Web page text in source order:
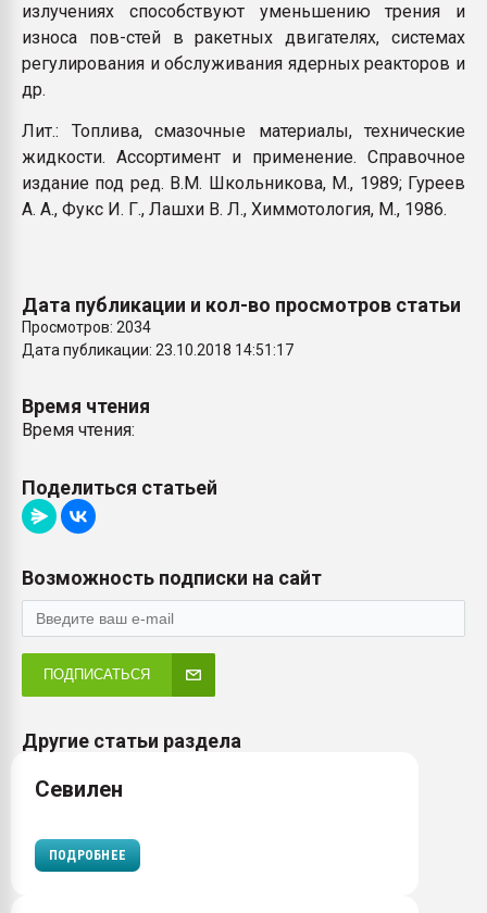
излучениях способствуют уменьшению трения и
износа пов-стей в ракетных двигателях, системах
регулирования и обслуживания ядерных реакторов и
др.
Лит.: Топлива, смазочные материалы, технические
жидкости. Ассортимент и применение. Справочное
издание под ред. В.М. Школьникова, М., 1989; Гуреев
А. А., Фукс И. Г., Лашхи В. Л., Химмотология, М., 1986.
Дата публикации и кол-во просмотров статьи
Просмотров: 2034
Дата публикации: 23.10.2018 14:51:17
Время чтения
Время чтения:
Поделиться статьей
Возможность подписки на сайт
ПОДПИСАТЬСЯ
Другие статьи раздела
Севилен
ПОДРОБНЕЕ